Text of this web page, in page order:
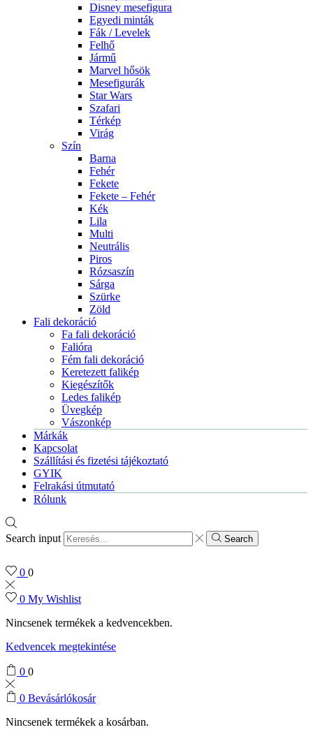
Disney mesefigura
Egyedi minták
Fák / Levelek
Felhő
Jármű
Marvel hősök
Mesefigurák
Star Wars
Szafari
Térkép
Virág
Szín
Barna
Fehér
Fekete
Fekete – Fehér
Kék
Lila
Multi
Neutrális
Piros
Rózsaszín
Sárga
Szürke
Zöld
Fali dekoráció
Fa fali dekoráció
Falióra
Fém fali dekoráció
Keretezett falikép
Kiegészítők
Ledes falikép
Üvegkép
Vászonkép
Márkák
Kapcsolat
Szállítási és fizetési tájékoztató
GYIK
Felrakási útmutató
Rólunk
Search input Search
0 0
0 My Wishlist
Nincsenek termékek a kedvencekben.
Kedvencek megtekintése
0 0
0 Bevásárlókosár
Nincsenek termékek a kosárban.